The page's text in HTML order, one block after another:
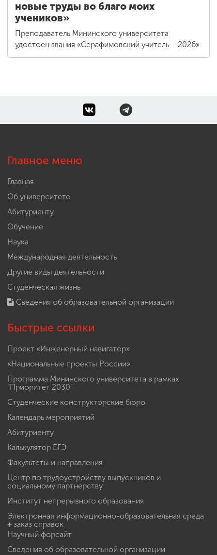
новые труды во благо моих
учеников»
Преподаватель Мининского университета
удостоен звания «Серафимовский учитель – 2026»
Главное меню
Главная
Об университете
Абитуриенту
Обучение
Наука
Международная деятельность
Другие виды деятельности
Студенческая жизнь
Сведения об образовательной организации
Быстрые ссылки
Проект «Инженерный навигатор»
«Национальные проекты России»
Программа Мининского университета в рамках
"Приоритет 2030"
Студенческие конструкторские бюро
Календарь мероприятий
Абитуриенту
Калькулятор ЕГЭ
Факультеты и направления
Центр по трудоустройству выпускников и
социальному партнерству
Институт непрерывного образования
Электронная информационно-образовательная среда
+ заказ справок
Научный форсайт
Сведения об образовательной организации